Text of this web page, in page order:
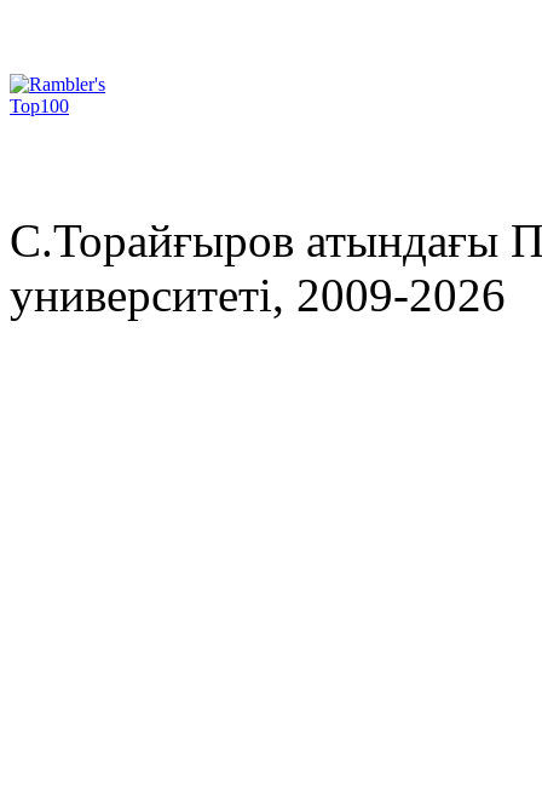
С.Торайғыров атындағы
университеті, 2009-2026